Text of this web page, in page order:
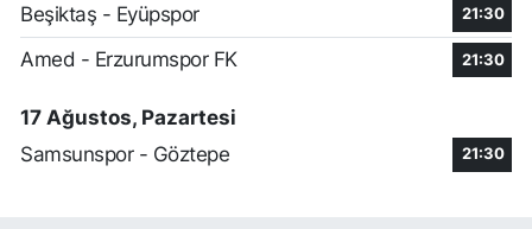
Beşiktaş - Eyüpspor 21:30
Amed - Erzurumspor FK 21:30
17 Ağustos, Pazartesi
Samsunspor - Göztepe
21:30